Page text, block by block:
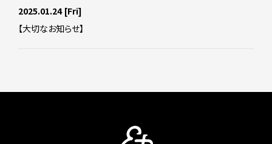
2025.01.24 [Fri]
【大切なお知らせ】